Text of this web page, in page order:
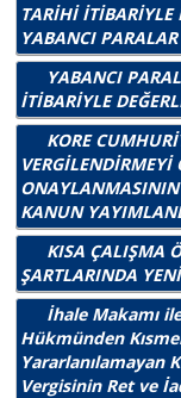
TARİHİ İTİBARİYLE
YABANCI
YABANCI
İTİBARİYLE
KORE
KANUN
KISA ÇALIŞMA
ŞARTLARINDA
İhale Makamı
Hükmünden
Yararlanılamayan
Vergisinin Ret ve